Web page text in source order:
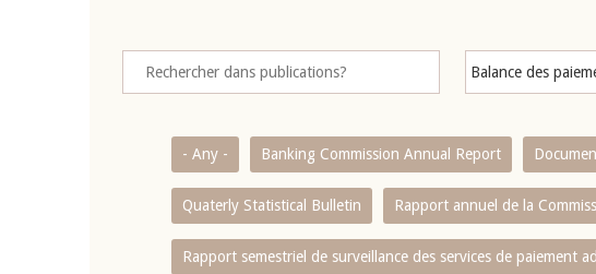
- Any - Banking Commission Annual Report
Quaterly Statistical Bulletin Rapport annuel de la
Rapport semestriel de surveillance des services de paiement